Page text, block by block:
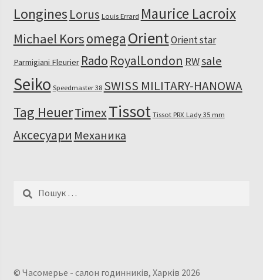
Longines Lorus Louis Errard Maurice Lacroix
Michael Korsomega OrientOrient star
Parmigiani Fleurier Rado RoyalLondon RWsale
Seiko Speedmaster 38 SWISS MILITARY-HANOWA
Tag HeuerTimexTissot Tissot PRX Lady 35 mm
Аксесуари Механика
Пошук:
© Часомерье - салон годинників, Харків 2026